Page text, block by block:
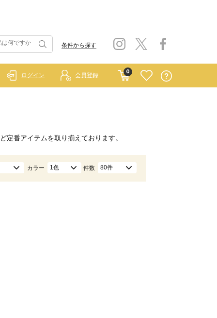
条件から探す
0
ログイン 会員登録
定番アイテムを取り揃えております。
カラー 1色 件数 80件